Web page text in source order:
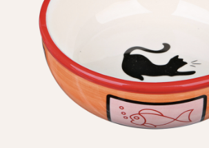
БЛОГ
Оплата и доставка
Программа лояльности
О Нас